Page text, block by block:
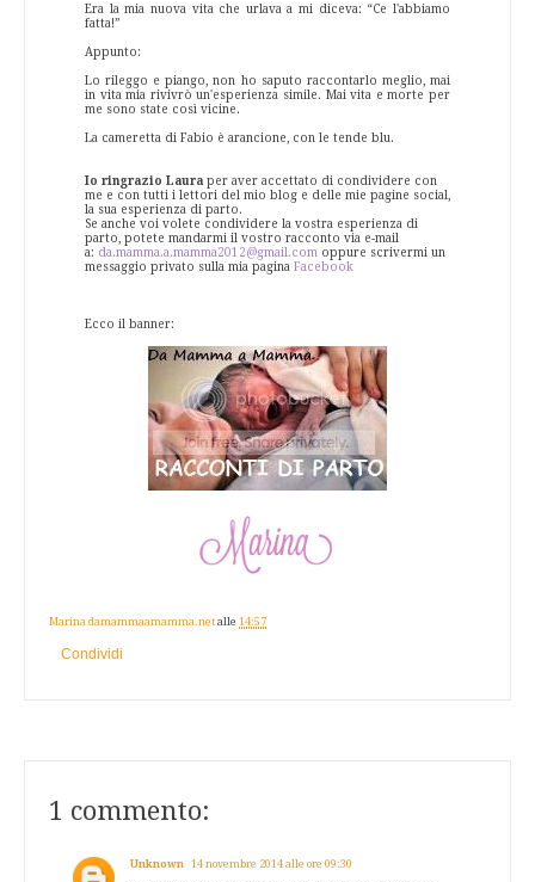
Era la mia nuova vita che urlava a mi diceva: “Ce l'abbiamo
fatta!”
Appunto:
Lo rileggo e piango, non ho saputo raccontarlo meglio, mai
in vita mia rivivrò un'esperienza simile. Mai vita e morte per
me sono state così vicine.
La cameretta di Fabio è arancione, con le tende blu.
Io ringrazio Laura per aver accettato di condividere con
me e con tutti i lettori del mio blog e delle mie pagine social,
la sua esperienza di parto.
Se anche voi volete condividere la vostra esperienza di
parto, potete mandarmi il vostro racconto via e-mail
a: da.mamma.a.mamma2012@gmail.com oppure scrivermi un
messaggio privato sulla mia pagina Facebook
Ecco il banner:
Marina damammaamamma.net alle 14:57
Condividi
1 commento:
Unknown 14 novembre 2014 alle ore 09:30